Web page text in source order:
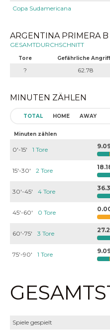
Copa Sudamericana
ARGENTINA PRIMERA
GESAMTDURCHSCHNITT
Tore Gefährliche
? 62.78
MINUTEN ZÄHLEN
TOTAL HOME AWAY
Minuten zählen
0'-15' 1 Tore
15'-30' 2 Tore
30'-45' 4 Tore
45'-60' 0 Tore
60'-75' 3 Tore
75'-90' 1 Tore
Spiele gespielt